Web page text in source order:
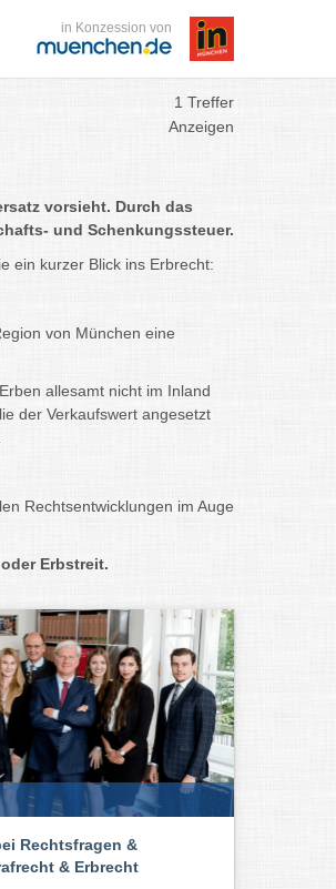
in Konzession von
1 Treffer
Anzeigen
vorsieht. Durch das
und Schenkungssteuer.
ein kurzer Blick ins Erbrecht:
von München eine
allesamt nicht im Inland
der Verkaufswert angesetzt
Rechtsentwicklungen im Auge
Erbstreit.
Rechtsfragen &
& Erbrecht